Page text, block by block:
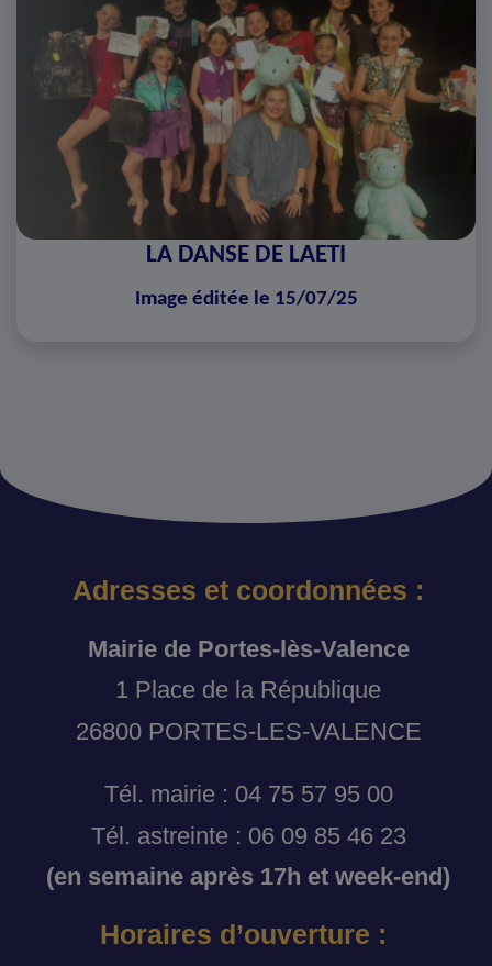
LA DANSE DE LAETI
Image éditée le 15/07/25
Adresses et coordonnées :
Mairie de Portes-lès-Valence
1 Place de la République
26800 PORTES-LES-VALENCE
Tél. mairie : 04 75 57 95 00
Tél. astreinte : 06 09 85 46 23
(en semaine après 17h et week-end)
Horaires d’ouverture :